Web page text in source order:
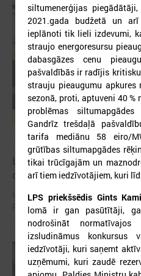
2026. gada 15. jūlijs
LPS: Interaktīvā karte
detalizētu informāciju
LPS: Interaktīvā karte vienkopus
par skolu tīklu Latvijā
siltumenerģijas
2021.gada budžetā un
ieplānoti tik lieli izdevumi,
straujo energoresursu
dabasgāzes cenu
pašvaldībās ir radījis
strauju pieaugumu apkures
sezonā, proti, aptuveni 40
problēmas
Gandrīz trešdaļā
tarifa mediānu 58 eiro/
grūtības siltumapgādes
tikai trūcīgajām un
arī tiem iedzīvotājiem, kuri
LPS priekšsēdis Gints
lomā ir gan pasūtītāji,
nodrošināt
izsludināmus
iedzīvotāji, kuri saņemt
uzņēmumi, kuri zaudē